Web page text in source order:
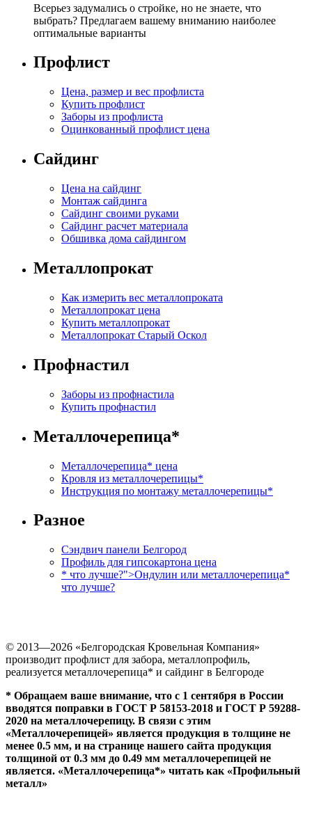
Всерьез задумались о стройке, но не знаете, что
выбрать? Предлагаем вашему вниманию наиболее
оптимальные варианты
Профлист
Цена, размер и вес профлиста
Купить профлист
Заборы из профлиста
Оцинкованный профлист цена
Сайдинг
Цена на сайдинг
Монтаж сайдинга
Сайдинг своими руками
Сайдинг расчет материала
Обшивка дома сайдингом
Металлопрокат
Как измерить вес металлопроката
Металлопрокат цена
Купить металлопрокат
Металлопрокат Старый Оскол
Профнастил
Заборы из профнастила
Купить профнастил
Металлочерепица*
Металлочерепица* цена
Кровля из металлочерепицы*
Инструкция по монтажу металлочерепицы*
Разное
Сэндвич панели Белгород
Профиль для гипсокартона цена
* что лучше?">Ондулин или металлочерепица*
что лучше?
© 2013—2026 «Белгородская Кровельная Компания»
производит профлист для забора, металлопрофиль,
реализуется металлочерепица* и сайдинг в Белгороде
* Обращаем ваше внимание, что с 1 сентября в России
вводятся поправки в ГОСТ Р 58153-2018 и ГОСТ Р 59288-
2020 на металлочерепицу. В связи с этим
«Металлочерепицей» является продукция в толщине не
менее 0.5 мм, и на странице нашего сайта продукция
толщиной от 0.3 мм до 0.49 мм металлочерепицей не
является. «Металлочерепица*» читать как «Профильный
металл»